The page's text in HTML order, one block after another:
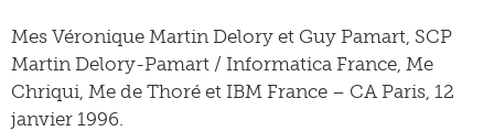
Mes Véronique Martin Delory et Guy Pamart, SCP
Martin Delory-Pamart / Informatica France, Me
Chriqui, Me de Thoré et IBM France – CA Paris, 12
janvier 1996.